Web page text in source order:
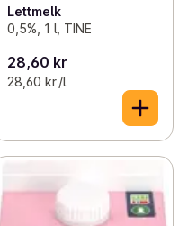
Lettmelk
0,5%, 1 l, TINE
28,60 kr
28,60 kr /l